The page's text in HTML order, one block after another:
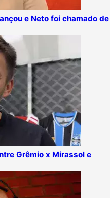
e Neto foi chamado de
Grêmio x Mirassol e